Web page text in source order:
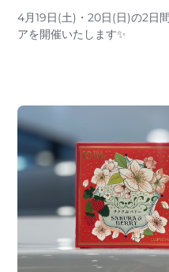
4月19日(土)・20日(日)の2日
アを開催いたします✨